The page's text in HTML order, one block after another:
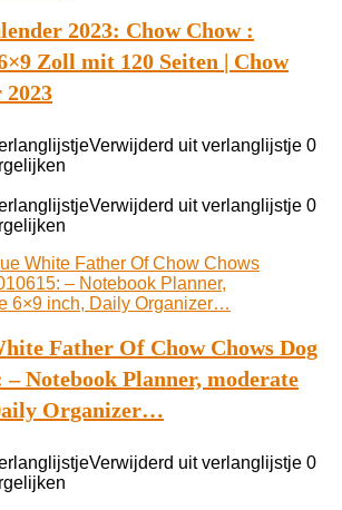
2023: Chow Chow :
Zoll mit 120 Seiten | Chow
Verwijderd uit verlanglijstje 0
Verwijderd uit verlanglijstje 0
Father Of Chow Chows Dog
– Notebook Planner, moderate
Organizer…
Verwijderd uit verlanglijstje 0